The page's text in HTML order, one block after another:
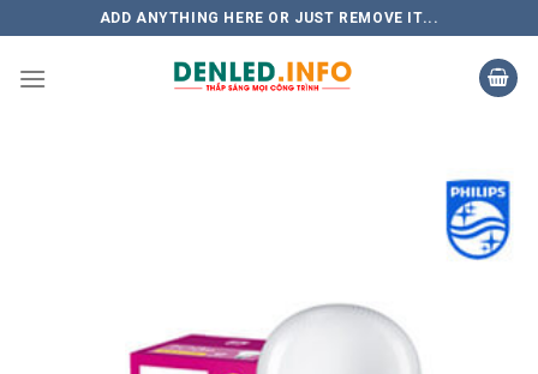
to
content
ADD ANYTHING HERE OR JUST REMOVE IT...